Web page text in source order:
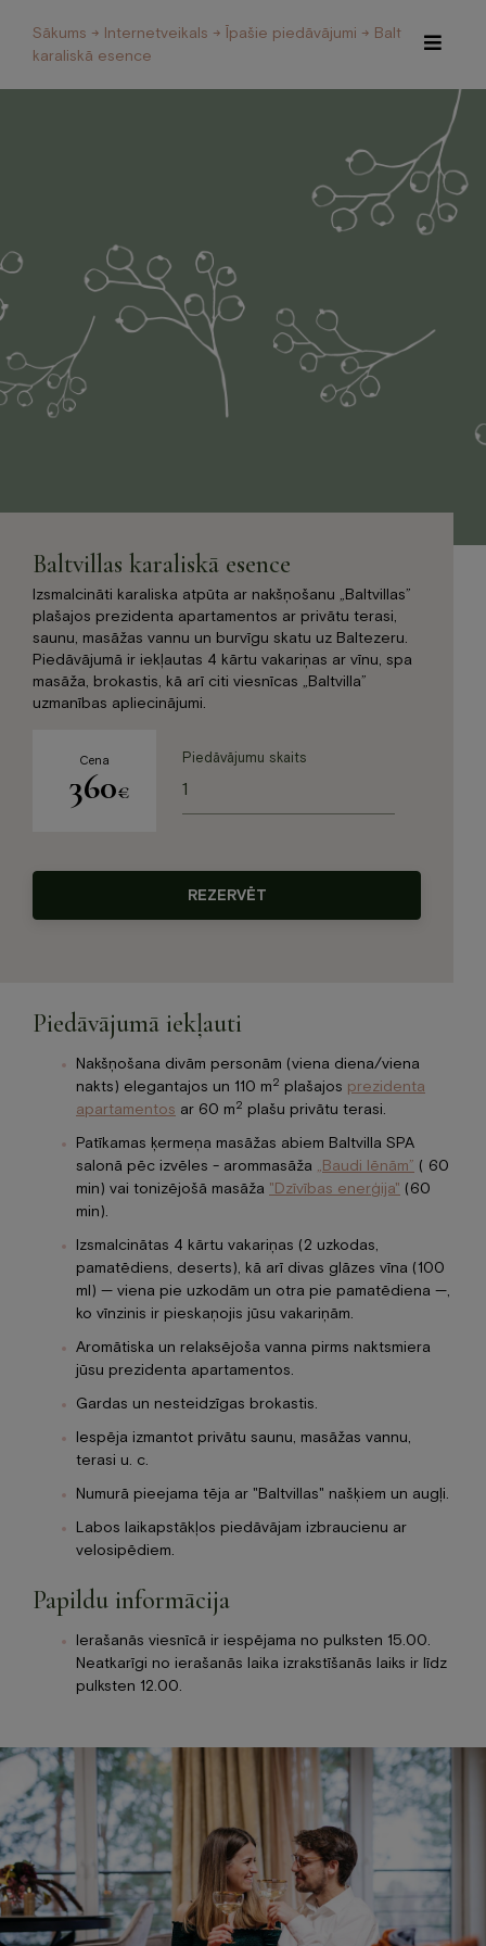
Internetveikals
Restorāns un Café
Spa
Konferences
Galerija
Par mums
Kontakti
BOOK NOW
+371 67840640
info@baltvilla.lv
Sākums → Internetveikals → Īpašie piedāvājumi → Baltvillas
karaliskā esence
Baltvillas karaliskā esence
Izsmalcināti karaliska atpūta ar nakšņošanu „Baltvillas”
plašajos prezidenta apartamentos ar privātu terasi,
saunu, masāžas vannu un burvīgu skatu uz Baltezeru.
Piedāvājumā ir iekļautas 4 kārtu vakariņas ar vīnu, spa
masāža, brokastis, kā arī citi viesnīcas „Baltvilla”
uzmanības apliecinājumi.
Cena
360€
Piedāvājumu skaits
karaliskā
esence
REZERVĒT
Piedāvājumā iekļauti
Nakšņošana divām personām (viena diena/viena
nakts) elegantajos un 110 m2 plašajos prezidenta
apartamentos ar 60 m2 plašu privātu terasi.
Patīkamas ķermeņa masāžas abiem Baltvilla SPA
salonā pēc izvēles - arommasāža
„Baudi lēnām” ( 60
min) vai tonizējošā masāža "Dzīvības enerģija" (60
min).
Izsmalcinātas 4 kārtu vakariņas (2 uzkodas,
pamatēdiens, deserts), kā arī divas glāzes vīna (100
ml) — viena pie uzkodām un otra pie pamatēdiena —,
ko vīnzinis ir pieskaņojis jūsu vakariņām.
Aromātiska un relaksējoša vanna pirms naktsmiera
jūsu prezidenta apartamentos.
Gardas un nesteidzīgas brokastis.
Iespēja izmantot privātu saunu, masāžas vannu,
terasi u. c.
Numurā pieejama tēja ar "Baltvillas" našķiem un augļi.
Labos laikapstākļos piedāvājam izbraucienu ar
velosipēdiem.
Papildu informācija
Ierašanās viesnīcā ir iespējama no pulksten 15.00.
Neatkarīgi no ierašanās laika izrakstīšanās laiks ir līdz
pulksten 12.00.